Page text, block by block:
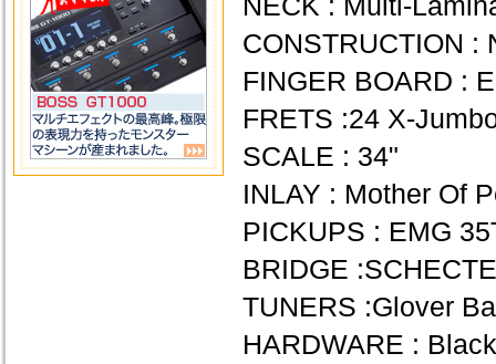
NECK : Multi-
CONSTRUCTION :
FINGER BOARD :
FRETS :24 X-
SCALE : 34"
INLAY : Mother Of
PICKUPS : EMG
BRIDGE
TUNERS :Glover
HARDWARE :